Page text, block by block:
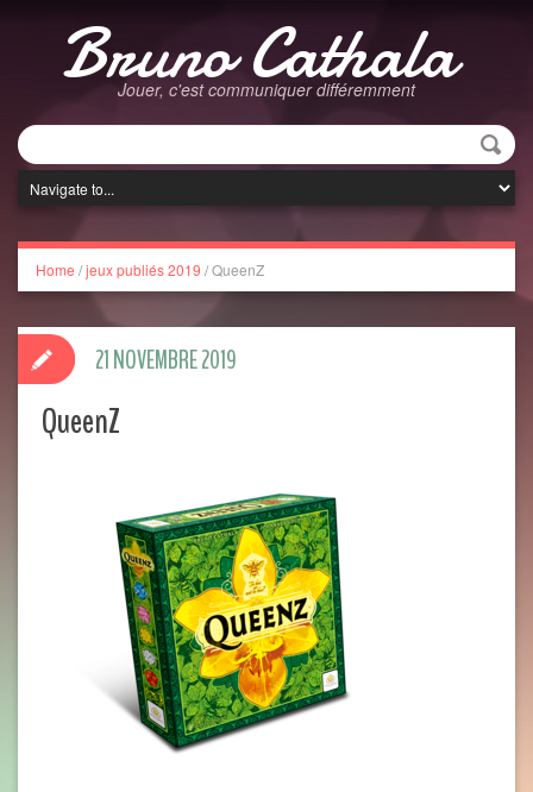
Bruno Cathala
Jouer, c'est communiquer différemment
Home /jeux publiés 2019 /QueenZ
QueenZ
21 NOVEMBRE 2019